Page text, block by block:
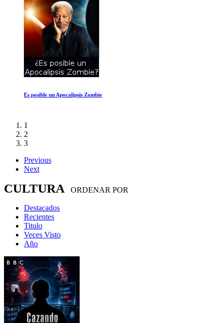
Es posible un Apocalipsis Zombie
1
2
3
Previous
Next
CULTURA ORDENAR POR
Destacados
Recientes
Titulo
Veces Visto
Año